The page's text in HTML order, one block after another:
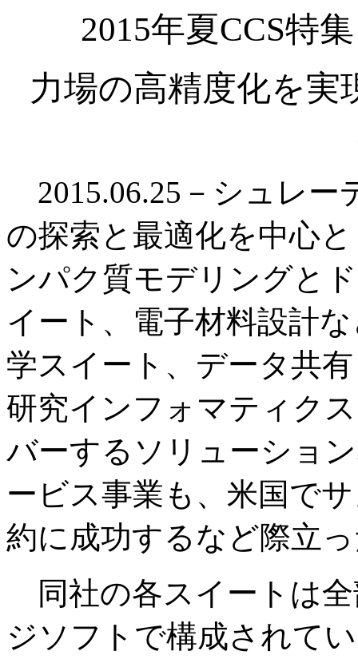
2015年夏CCS特
力場の高精度化を実
2015.06.25－シュレー
の探索と最適化を中心
ンパク質モデリングと
イート、電子材料設計
学スイート、データ共
研究インフォマティク
バーするソリューショ
ービス事業も、米国で
約に成功するなど際立
同社の各スイートは
ジソフトで構成されて